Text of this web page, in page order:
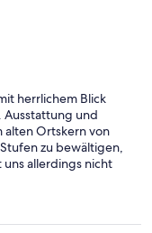
herrlichem Blick
Ausstattung und
alten Ortskern von
zu bewältigen,
uns allerdings nicht